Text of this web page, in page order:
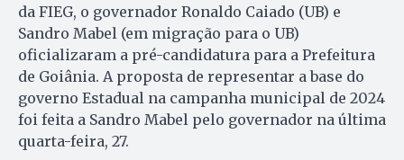
da FIEG, o governador Ronaldo Caiado (UB) e
Sandro Mabel (em migração para o UB)
oficializaram a pré-candidatura para a Prefeitura
de Goiânia. A proposta de representar a base do
governo Estadual na campanha municipal de 2024
foi feita a Sandro Mabel pelo governador na última
quarta-feira, 27.